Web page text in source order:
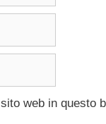
web in questo